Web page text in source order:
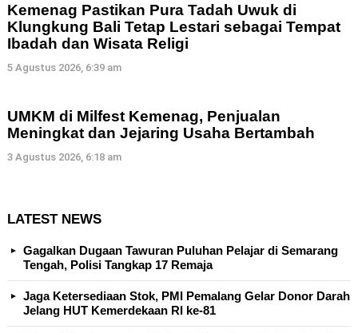
Kemenag Pastikan Pura Tadah Uwuk di
Klungkung Bali Tetap Lestari sebagai Tempat
Ibadah dan Wisata Religi
5 Agustus 2026, 6:39 am
UMKM di Milfest Kemenag, Penjualan
Meningkat dan Jejaring Usaha Bertambah
3 Agustus 2026, 6:18 am
LATEST NEWS
Gagalkan Dugaan Tawuran Puluhan Pelajar di Semarang
Tengah, Polisi Tangkap 17 Remaja
Jaga Ketersediaan Stok, PMI Pemalang Gelar Donor Darah
Jelang HUT Kemerdekaan RI ke-81